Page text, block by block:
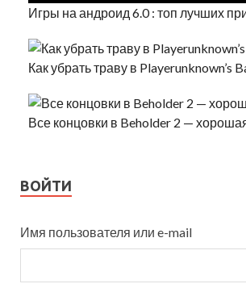
Игры на андроид 6.0 : топ лучших
Как убрать траву в Playerunknown’s
Все концовки в Beholder 2 —
ВОЙТИ
Имя пользователя или e-mail